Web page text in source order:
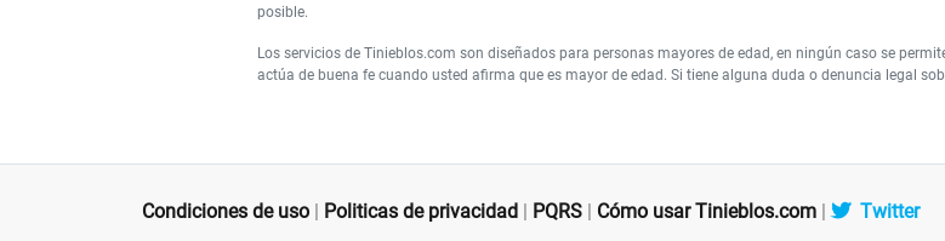
posible.
Los servicios de Tinieblos.com son diseñados para personas mayores de edad, en ningún caso se
actúa de buena fe cuando usted afirma que es mayor de edad. Si tiene alguna duda o denuncia legal
Condiciones de uso Politicas de privacidad PQRS Cómo usar Tinieblos.com | Twitter